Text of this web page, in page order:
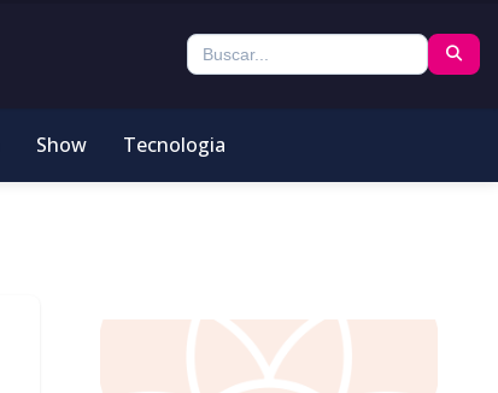
Show Tecnologia